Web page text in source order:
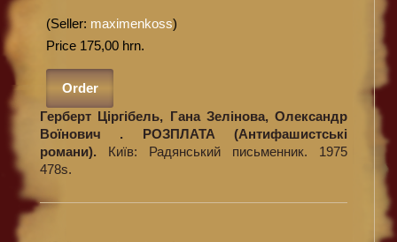
(Seller: maximenkoss)
Price 175,00 hrn.
Order
Герберт Ціргібель, Гана Зелінова, Олександр
Воїнович . РОЗПЛАТА (Антифашистські
романи). Київ: Радянський письменник. 1975
478s.